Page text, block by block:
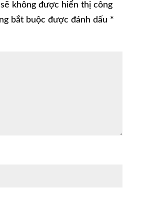
sẽ không được hiển thị công
bắt buộc được đánh dấu *